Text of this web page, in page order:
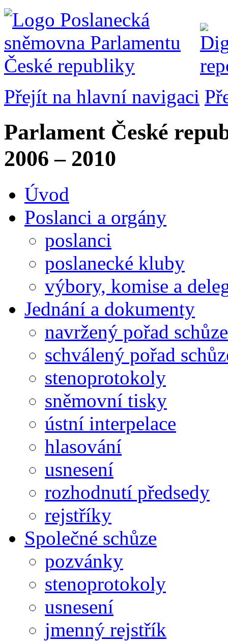
Přejít na hlavní navigaci
Parlament České
2006 – 2010
Úvod
Poslanci a orgány
poslanci
poslanecké kluby
výbory, komise a
Jednání a dokumenty
navržený pořad schůze
schválený pořad
stenoprotokoly
sněmovní tisky
ústní interpelace
hlasování
usnesení
rozhodnutí předsedy
rejstříky
Společné schůze
pozvánky
stenoprotokoly
usnesení
jmenný rejstřík